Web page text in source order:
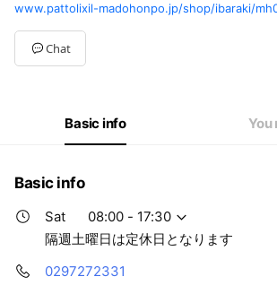
SunClosed
Mon08:00 - 17:30
Tue08:00 - 17:30
Wed08:00 - 17:30
08:00 - 17:30
隔週土曜日は定休日となります
www.pattolixil-madohonpo.jp/shop/ibaraki/
Chat
Basic info You
Basic info
Sat
08:00 - 17:30
隔週土曜日は定休日となります
0297272331